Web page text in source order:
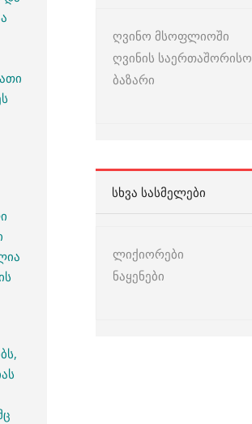
ღვინო მსოფლიოში
ღვინის საერთაშორისო
ბაზარი
ᲡᲮᲕᲐ ᲡᲐᲡᲛᲔᲚᲔᲑᲘ
ლიქიორები
ნაყენები